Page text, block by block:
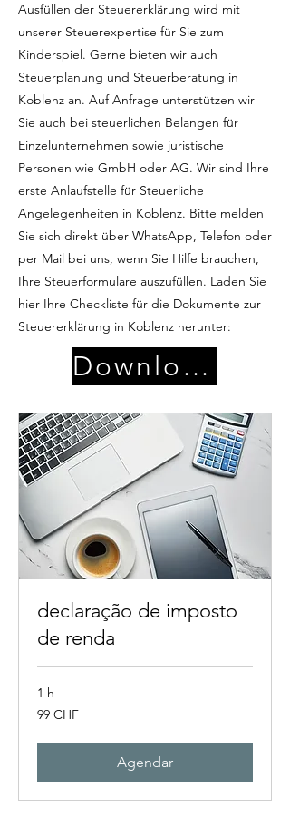
Ausfüllen der Steuererklärung wird mit
unserer Steuerexpertise für Sie zum
Kinderspiel. Gerne bieten wir auch
Steuerplanung und Steuerberatung in
Koblenz an. Auf Anfrage unterstützen wir
Sie auch bei steuerlichen Belangen für
Einzelunternehmen sowie juristische
Personen wie GmbH oder AG. Wir sind Ihre
erste Anlaufstelle für Steuerliche
Angelegenheiten in Koblenz. Bitte melden
Sie sich direkt über WhatsApp, Telefon oder
per Mail bei uns, wenn Sie Hilfe brauchen,
Ihre Steuerformulare auszufüllen. Laden Sie
hier Ihre Checkliste für die Dokumente zur
Steuererklärung in Koblenz herunter:
Download
declaração de imposto
de renda
1 h
99
francos
99 CHF
Agendar